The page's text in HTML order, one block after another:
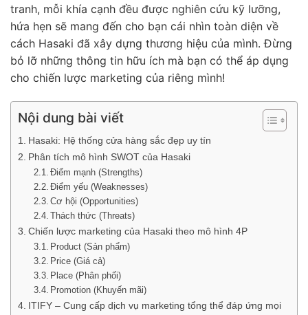
tranh, mỗi khía cạnh đều được nghiên cứu kỹ lưỡng,
hứa hẹn sẽ mang đến cho bạn cái nhìn toàn diện về
cách Hasaki đã xây dựng thương hiệu của mình. Đừng
bỏ lỡ những thông tin hữu ích mà bạn có thể áp dụng
cho chiến lược marketing của riêng mình!
Nội dung bài viết
Hasaki: Hệ thống cửa hàng sắc đẹp uy tín
Phân tích mô hình SWOT của Hasaki
Điểm mạnh (Strengths)
Điểm yếu (Weaknesses)
Cơ hội (Opportunities)
Thách thức (Threats)
Chiến lược marketing của Hasaki theo mô hình 4P
Product (Sản phẩm)
Price (Giá cả)
Place (Phân phối)
Promotion (Khuyến mãi)
ITIFY – Cung cấp dịch vụ marketing tổng thể đáp ứng mọi